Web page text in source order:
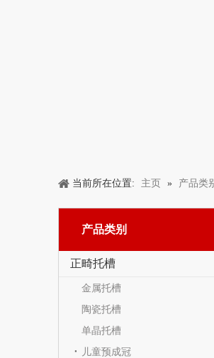
当前所在位置: 主页 » 产品类
产品类别
正畸托槽
金属托槽
陶瓷托槽
单晶托槽
儿童预成冠